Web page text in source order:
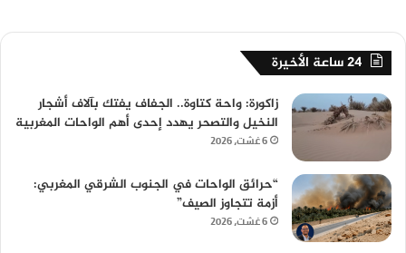
24 ساعة الأخيرة
زاكورة: واحة كتاوة.. الجفاف يفتك بآلاف أشجار
النخيل والتصحر يهدد إحدى أهم الواحات المغربية
6 غشت، 2026
“حرائق الواحات في الجنوب الشرقي المغربي:
أزمة تتجاوز الصيف”
6 غشت، 2026